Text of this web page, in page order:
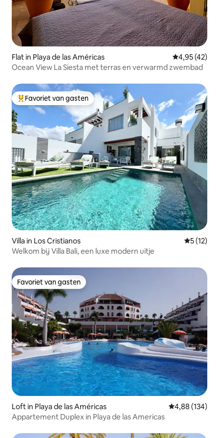
Flat in Playa de las Américas Gemiddelde
4,95 (42)
Ocean View La Siesta met terras en verwarmd zwembad
Topfavoriet van gasten
Favoriet van gasten
Villa in Los Cristianos
5 (12)
Welkom bij Villa Bali, een luxe modern uitje
Favoriet van gasten
Favoriet van gasten
Loft in Playa de las Américas Gemiddelde
4,88 (134)
Appartement Duplex in Playa de las Americas